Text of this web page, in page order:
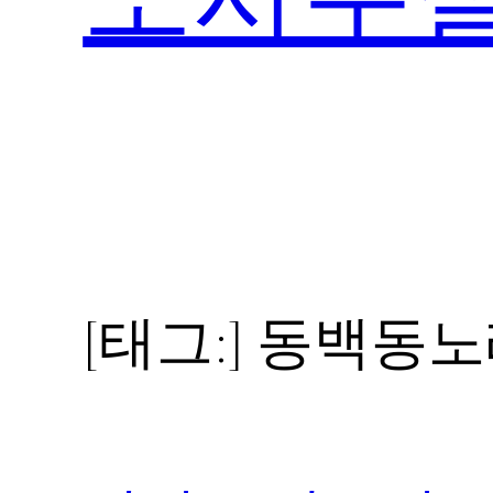
[태그:] 동백동